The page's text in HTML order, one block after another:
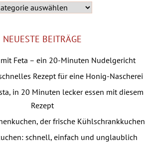
NEUESTE BEITRÄGE
Feta – ein 20-Minuten Nudelgericht
Rezept für eine Honig-Nascherei
in 20 Minuten lecker essen mit diesem
Rezept
der frische Kühlschrankkuchen
schnell, einfach und unglaublich